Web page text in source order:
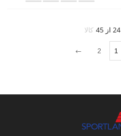
24 از 45 کالا
1
2